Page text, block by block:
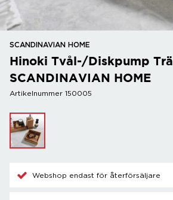
SCANDINAVIAN HOME
Hinoki Tvål-/Diskpump Trä
SCANDINAVIAN HOME
Artikelnummer 150005
Webshop endast för återförsäljare